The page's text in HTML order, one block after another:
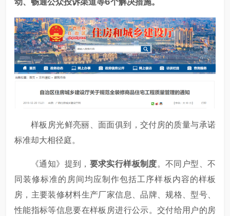
样板房光鲜亮丽、面面俱到，交付房的质量与承诺
标准却大相径庭。
《通知》提到， 要求实行样板制度。不同户型、不
同装修标准的房间均应制作包括工序样板内容的样板
房，主要装修材料生产厂家信息、品牌、规格、型号、
性能指标等信息要在样板房进行公示。交付给用户的房